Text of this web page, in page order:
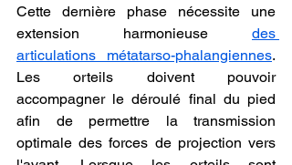
Cette dernière phase nécessite une
extension harmonieuse des
articulations métatarso-phalangiennes.
Les orteils doivent pouvoir
accompagner le déroulé final du pied
afin de permettre la transmission
optimale des forces de projection vers